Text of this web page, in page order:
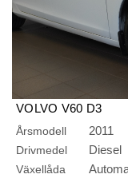
VOLVO V60 D3
GEARTRONIC/
START
Årsmodell 2011
Drivmedel Diesel
Växellåda